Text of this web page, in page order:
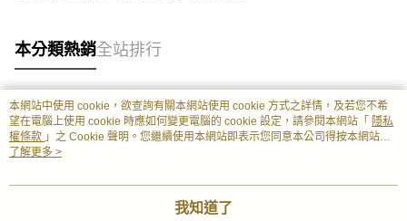
本分類熱銷全站排行
熱門標籤
本網站中使用 cookie，欲查詢有關本網站使用 cookie 方式之詳情，及若您不希
望在電腦上使用 cookie 時應如何變更電腦的 cookie 設定，請參閱本網站「 隱私
權條款 」之 Cookie 聲明。您繼續使用本網站即表示您同意本公司得按本網站使
用條款之 Cookie 聲明使用 cookie。
了解更多 >
我知道了